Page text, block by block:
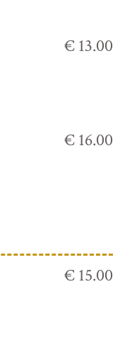
€ 13.00
€ 16.00
€ 15.00